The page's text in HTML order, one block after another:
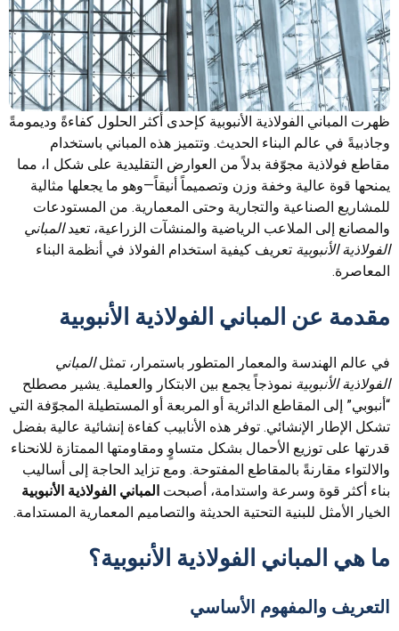
ظهرت المباني الفولاذية الأنبوبية كإحدى أكثر الحلول كفاءةً وديمومةً
وجاذبيةً في عالم البناء الحديث. وتتميز هذه المباني باستخدام
مقاطع فولاذية مجوّفة بدلاً من العوارض التقليدية على شكل I، مما
يمنحها قوة عالية وخفة وزن وتصميماً أنيقاً—وهو ما يجعلها مثالية
للمشاريع الصناعية والتجارية وحتى المعمارية. من المستودعات
والمصانع إلى الملاعب الرياضية والمنشآت الزراعية، تعيدالمباني
الفولاذية الأنبوبية تعريف كيفية استخدام الفولاذ في أنظمة البناء
المعاصرة.
مقدمة عن المباني الفولاذية الأنبوبية
في عالم الهندسة والمعمار المتطور باستمرار، تمثلالمباني
الفولاذية الأنبوبية نموذجاً يجمع بين الابتكار والعملية. يشير مصطلح
“أنبوبي” إلى المقاطع الدائرية أو المربعة أو المستطيلة المجوّفة التي
تشكل الإطار الإنشائي. توفر هذه الأنابيب كفاءة إنشائية عالية بفضل
قدرتها على توزيع الأحمال بشكل متساوٍ ومقاومتها الممتازة للانحناء
والالتواء مقارنةً بالمقاطع المفتوحة. ومع تزايد الحاجة إلى أساليب
بناء أكثر قوة وسرعة واستدامة، أصبحت المباني الفولاذية الأنبوبية
الخيار الأمثل للبنية التحتية الحديثة والتصاميم المعمارية المستدامة.
ما هي المباني الفولاذية الأنبوبية؟
التعريف والمفهوم الأساسي